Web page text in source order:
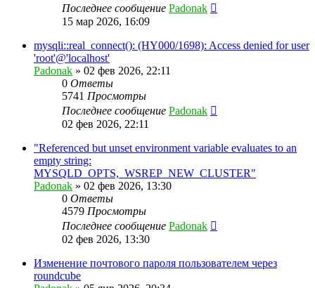
Последнее сообщение Padonak
15 мар 2026, 16:09
mysqli::real_connect(): (HY000/1698): Access denied for user
'root'@'localhost'
Padonak » 02 фев 2026, 22:11
0 Ответы
5741 Просмотры
Последнее сообщение Padonak
02 фев 2026, 22:11
"Referenced but unset environment variable evaluates to an
empty string:
MYSQLD_OPTS,_WSREP_NEW_CLUSTER"
Padonak » 02 фев 2026, 13:30
0 Ответы
4579 Просмотры
Последнее сообщение Padonak
02 фев 2026, 13:30
Изменение почтового пароля пользователем через
roundcube